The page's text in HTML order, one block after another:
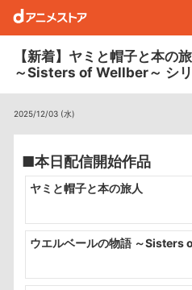
【新着】ヤミと帽子と本の
～Sisters of Wellber～ シ
2025/12/03 (水)
■本日配信開始作品
ヤミと帽子と本の旅人
ウエルベールの物語 ～Sisters